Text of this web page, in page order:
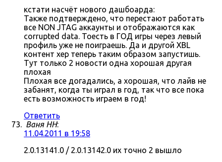
кстати насчёт нового дашбоарда:
Также подтверждено, что перестают работать
все NON JTAG аккаунты и отображаются как
corrupted data. Тоесть в ГОД игры через левый
профиль уже не поиграешь. Да и другой XBL
контент хер теперь таким образом запустишь.
Тут только 2 новости одна хорошая другая
плохая
Плохая все догадались, а хорошая, что лайв не
забанят, когда ты играл в год, так что все пока
есть возможность играем в год!
Ответить
Ваня НН:
11.04.2011 в 19:58
2.0.13141.0 / 2.0.13142.0 их точно 2 вышло